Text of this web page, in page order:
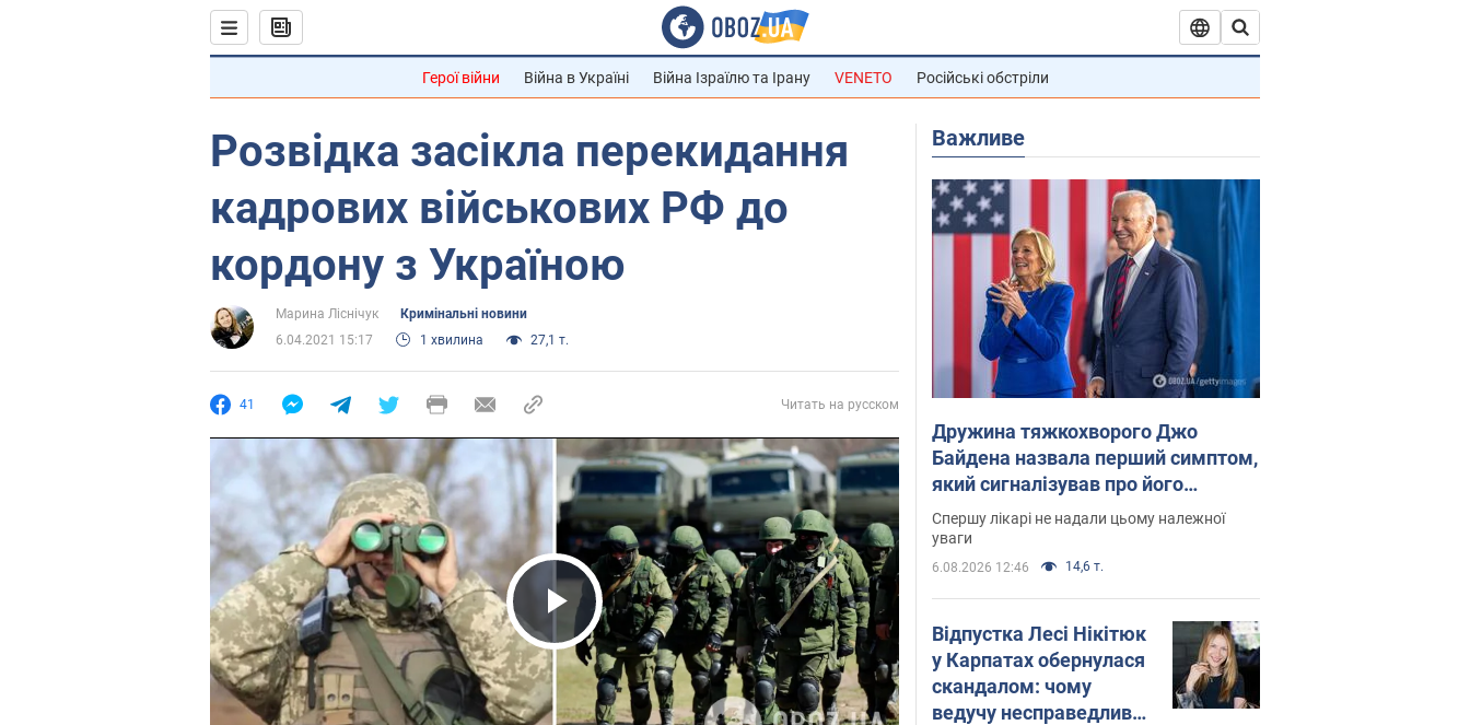
Герої війни Війна в Україні Війна Ізраїлю та Ірану VENETO Російські обстріли
Розвідка засікла перекидання
кадрових військових РФ до
кордону з Україною
Марина Ліснічук
Кримінальні новини
6.04.2021 15:17
1 хвилина 27,1 т.
41 Читать на русском
Play Video
Важливе
Дружина тяжкохворого Джо
Байдена назвала перший симптом,
який сигналізував про його
"агресивний" рак
Спершу лікарі не надали цьому належної
уваги
6.08.2026 12:46 14,6 т.
Відпустка Лесі Нікітюк
у Карпатах обернулася
скандалом: чому
ведучу несправедливо